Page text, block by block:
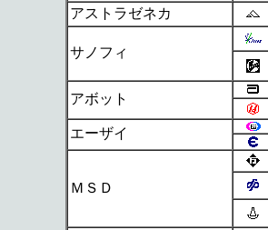
アストラゼネカ
サノフィ
アボット
エーザイ
ＭＳＤ